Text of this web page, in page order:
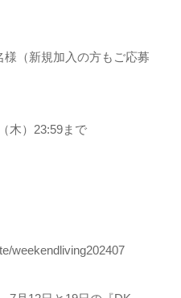
（新規加入の方もご応募
木）23:59まで
weekendliving202407